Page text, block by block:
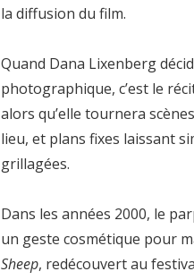
la diffusion du film.
Quand Dana Lixenberg
photographique, c’est le
alors qu’elle tournera
lieu, et plans fixes laissant
grillagées.
Dans les années 2000, le
un geste cosmétique pour
Sheep, redécouvert au